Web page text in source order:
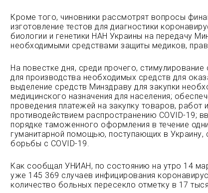
Кроме того, чиновники рассмотрят вопросы
изготовление тестов для диагностики
биологии и генетики НАН Украины на передачу
необходимыми средствами защиты медиков,
На повестке дня, среди прочего, стимулирование
для производства необходимых средств для
выделение средств Минздраву для закупки
медицинского назначения для населения;
проведения платежей на закупку товаров, работ
противодействием распространению COVID-19;
порядке таможенного оформления в течение
гуманитарной помощью, поступающих в Украину,
борьбы с COVID-19.
Как сообщал УНИАН, по состоянию на утро 14
уже 145 369 случаев инфицирования
количество больных пересекло отметку в 17